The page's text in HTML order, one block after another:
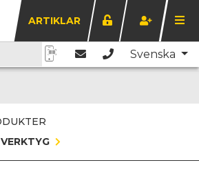
ARTIKLAR
Svenska